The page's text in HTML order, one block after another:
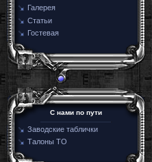
Галерея
Статьи
Гостевая
C нами по пути
Заводские таблички
Талоны ТО